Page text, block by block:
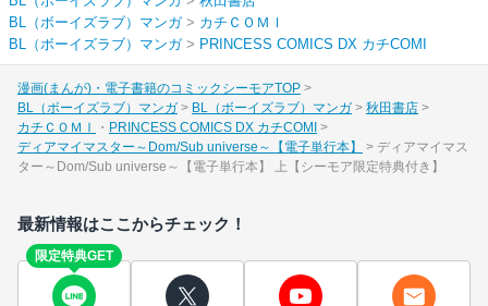
BL（ボーイズラブ）マンガ> カチＣＯＭＩ
BL（ボーイズラブ）マンガ> PRINCESS COMICS DX カチCOMI
漫画(まんが)・電子書籍のコミックシーモアTOP
BL（ボーイズラブ）マンガ
BL（ボーイズラブ）マンガ
秋田書店
カチＣＯＭＩ
PRINCESS COMICS DX カチCOMI
ディアマイマスター～Dom/Sub universe～【電子単行本】
ディアマイマス
ター～Dom/Sub universe～【電子単行本】 上【シーモア限定特典付き】
最新情報はここからチェック！
限定特典GET